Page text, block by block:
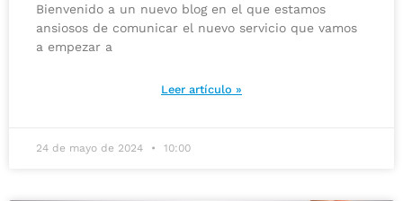
Bienvenido a un nuevo blog en el que estamos
ansiosos de comunicar el nuevo servicio que vamos
a empezar a
Leer artículo »
24 de mayo de 2024 10:00